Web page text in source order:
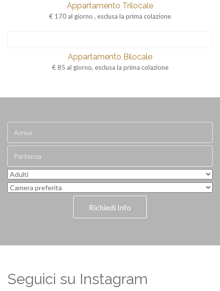
Appartamento Trilocale
€ 170 al giorno , esclusa la prima colazione
Appartamento Bilocale
€ 85 al giorno, esclusa la prima colazione
Richiedi Info
Seguici su Instagram